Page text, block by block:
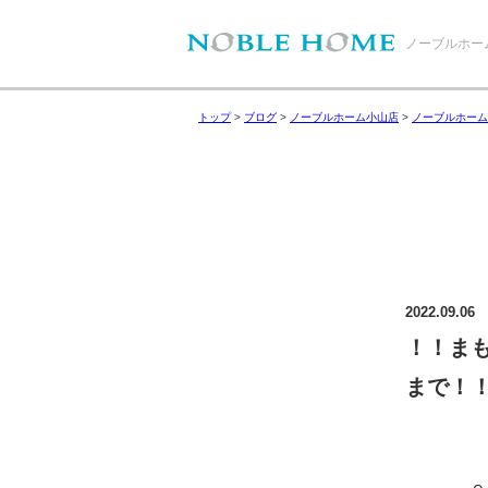
ノーブルホ
トップ> ブログ > ノーブルホーム小山店 > ノーブルホー
2022.09.06
！！ま
まで！